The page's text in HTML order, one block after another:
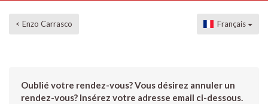
< Enzo Carrasco Français
Oublié votre rendez-vous? Vous désirez annuler un
rendez-vous? Insérez votre adresse email ci-dessous.